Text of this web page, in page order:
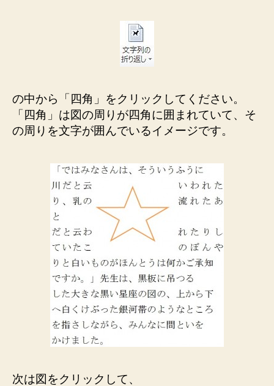
の中から「四角」をクリックしてください。
「四角」は図の周りが四角に囲まれていて、そ
の周りを文字が囲んでいるイメージです。
次は図をクリックして、